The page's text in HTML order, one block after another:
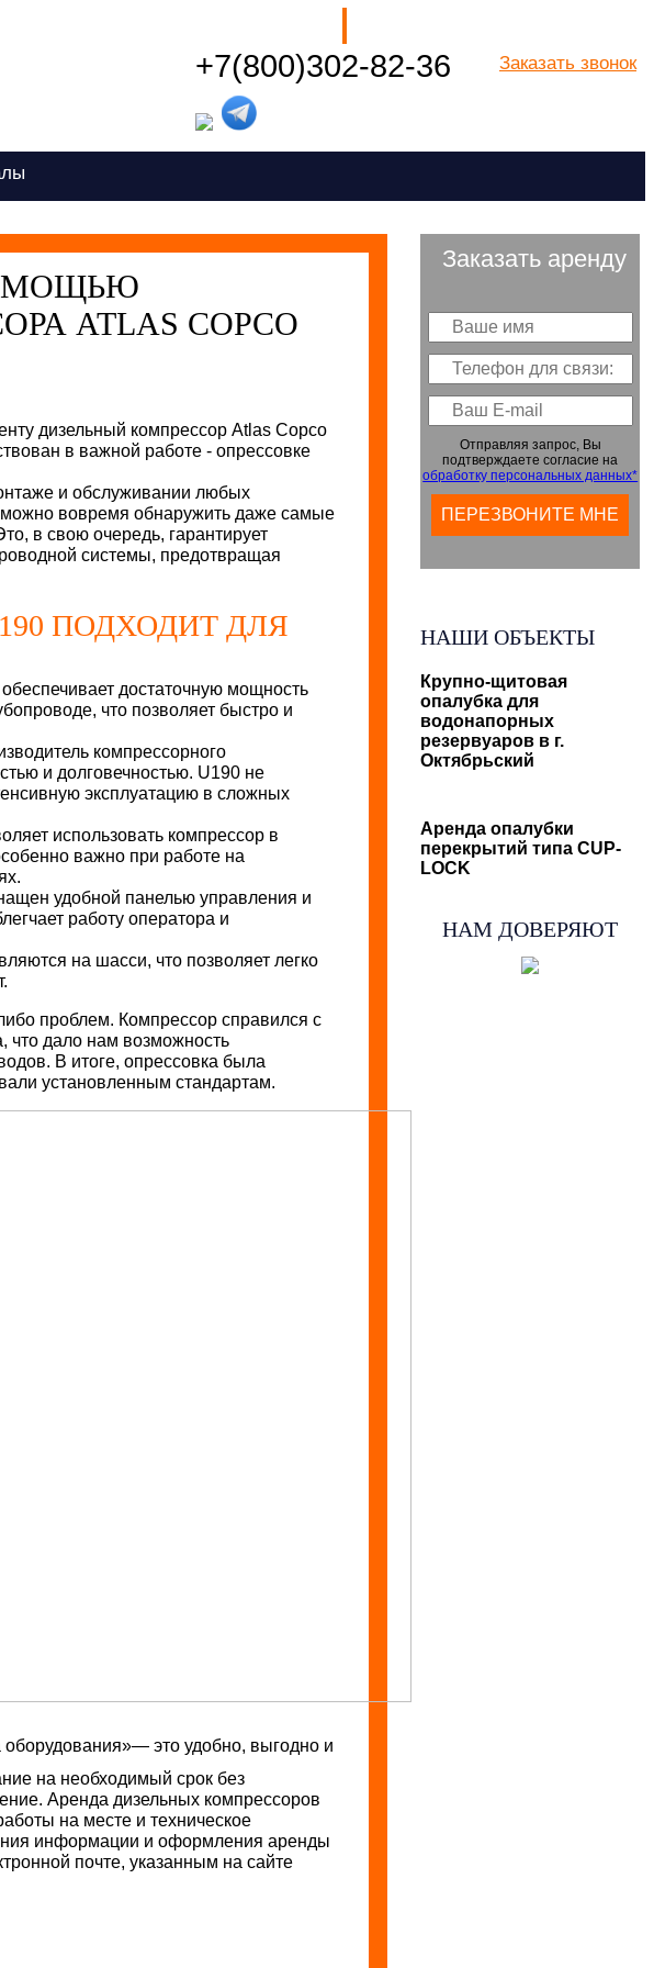
+7(800)302-82-36 Заказать звонок
ATLAS COPCO
дизельный компрессор Atlas Copco
в важной работе - опрессовке
и обслуживании любых
вовремя обнаружить даже самые
в свою очередь, гарантирует
системы, предотвращая
ПОДХОДИТ ДЛЯ
достаточную мощность
что позволяет быстро и
компрессорного
и долговечностью. U190 не
эксплуатацию в сложных
использовать компрессор в
важно при работе на
удобной панелью управления и
работу оператора и
на шасси, что позволяет легко
проблем. Компрессор справился с
что дало нам возможность
В итоге, опрессовка была
установленным стандартам.
оборудования»— это удобно, выгодно и
на необходимый срок без
Аренда дизельных компрессоров
на месте и техническое
информации и оформления аренды
почте, указанным на сайте
Заказать аренду
Отправляя запрос, Вы
подтверждаете согласие на
обработку персональных данных*
НАШИ ОБЪЕКТЫ
Крупно-щитовая
опалубка для
водонапорных
резервуаров в г.
Октябрьский
Аренда опалубки
перекрытий типа CUP-
LOCK
НАМ ДОВЕРЯЮТ